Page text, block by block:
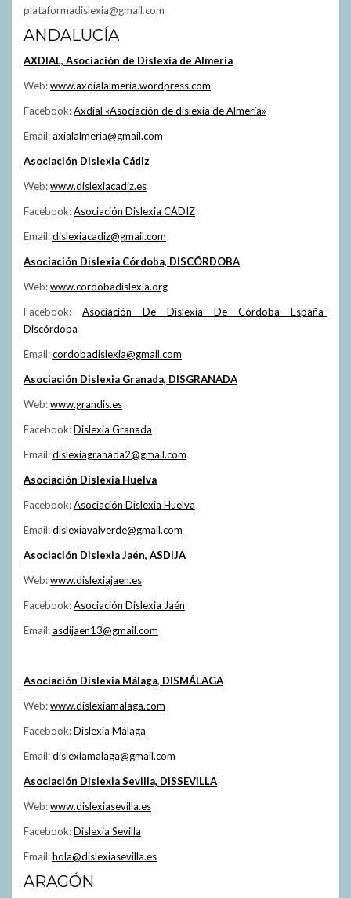
plataformadislexia@gmail.com
ANDALUCÍA
AXDIAL, Asociación de Dislexia de Almería
Web:www.axdialalmeria.wordpress.com
Facebook:Axdial «Asociación de dislexia de Almería»
Email:axialalmeria@gmail.com
Asociación Dislexia Cádiz
Web:www.dislexiacadiz.es
Facebook:Asociación Dislexia CÁDIZ
Email:dislexiacadiz@gmail.com
Asociación Dislexia Córdoba, DISCÓRDOBA
Web:www.cordobadislexia.org
Facebook: Asociación De Dislexia De Córdoba España-
Discórdoba
Email:cordobadislexia@gmail.com
Asociación Dislexia Granada, DISGRANADA
Web:www.grandis.es
Facebook:Dislexia Granada
Email:dislexiagranada2@gmail.com
Asociación Dislexia Huelva
Facebook:Asociación Dislexia Huelva
Email:dislexiavalverde@gmail.com
Asociación Dislexia Jaén, ASDIJA
Web:www.dislexiajaen.es
Facebook:Asociación Dislexia Jaén
Email:asdijaen13@gmail.com
Asociación Dislexia Málaga, DISMÁLAGA
Web:www.dislexiamalaga.com
Facebook:Dislexia Málaga
Email:dislexiamalaga@gmail.com
Asociación Dislexia Sevilla, DISSEVILLA
Web:www.dislexiasevilla.es
Facebook:Dislexia Sevilla
Email:hola@dislexiasevilla.es
ARAGÓN